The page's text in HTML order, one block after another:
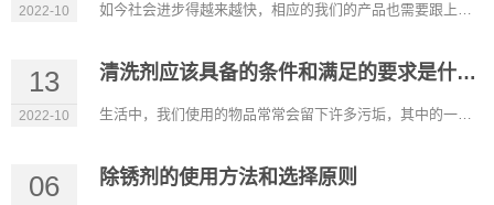
2022-10 如今社会进步得越来越快，相应的我们的产品也需要跟上进步的步伐。除锈剂的出现帮助我们解决了大多数钢铁制品生锈...
13
2022-10
清洗剂应该具备的条件和满足的要求是什么？
生活中，我们使用的物品常常会留下许多污垢，其中的一些污垢靠简单的清洗是洗不掉的。因此需要使用专门的清洗剂才...
06 除锈剂的使用方法和选择原则